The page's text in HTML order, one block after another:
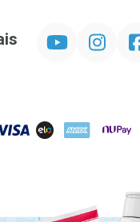
Instagram
ELO AMEX NuPay
em Destaque